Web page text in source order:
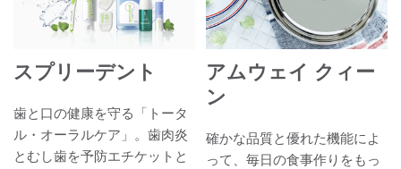
スプリーデント
歯と口の健康を守る「トータ
ル・オーラルケア」。歯肉炎
とむし歯を予防エチケットと
アムウェイ クィー
ン
確かな品質と優れた機能によ
って、毎日の食事作りをもっ